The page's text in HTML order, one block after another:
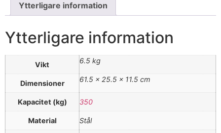
Ytterligare information
Ytterligare information
Vikt 6.5 kg
Dimensioner 61.5 × 25.5 × 11.5 cm
Kapacitet (kg) 350
Material Stål